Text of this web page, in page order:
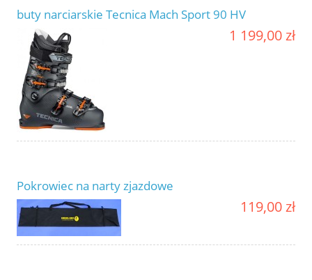
buty narciarskie Tecnica Mach Sport 90 HV
1 199,00 zł
Pokrowiec na narty zjazdowe
119,00 zł